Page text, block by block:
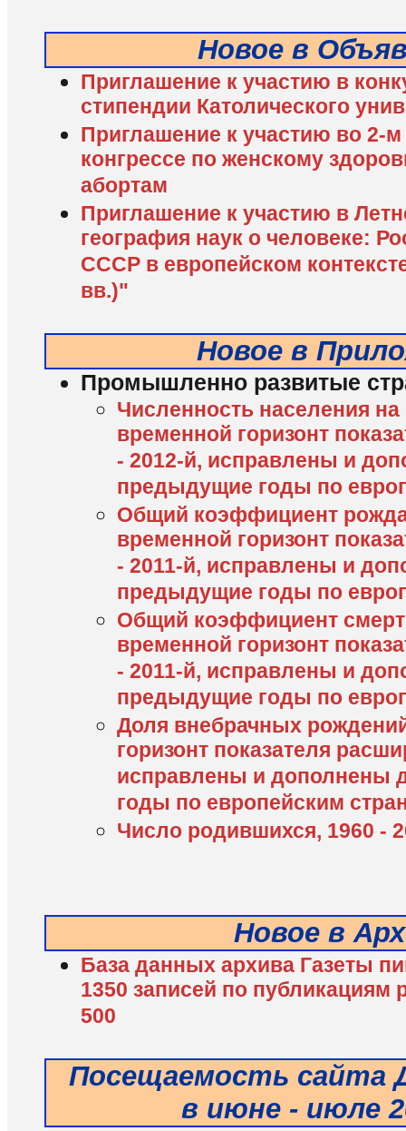
Новое в
Приглашение к участию в
стипендии Католического
Приглашение к участию во 2-
конгрессе по женскому
абортам
Приглашение к участию в
география наук о человеке:
СССР в европейском
вв.)"
Новое в
Промышленно развитые
Численность населения на
временной горизонт
- 2012-й, исправлены и
предыдущие годы по
Общий коэффициент
временной горизонт
- 2011-й, исправлены и
предыдущие годы по
Общий коэффициент
временной горизонт
- 2011-й, исправлены и
предыдущие годы по
Доля внебрачных
горизонт показателя
исправлены и дополнены
годы по европейским
Число родившихся, 1960 -
Новое в
База данных архива Газеты
1350 записей по публикациям
500
Посещаемость сайта
в июне - июле